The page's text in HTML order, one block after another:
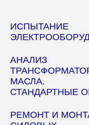
ИСПЫТАНИЕ
АНАЛИЗ
МАСЛА.
СТАНДАРТНЫЕ
РЕМОНТ И